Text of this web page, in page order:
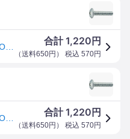
合計1,220 円
（送料650円 ） 税込 570円
合計1,220 円
（送料650円 ） 税込 570円